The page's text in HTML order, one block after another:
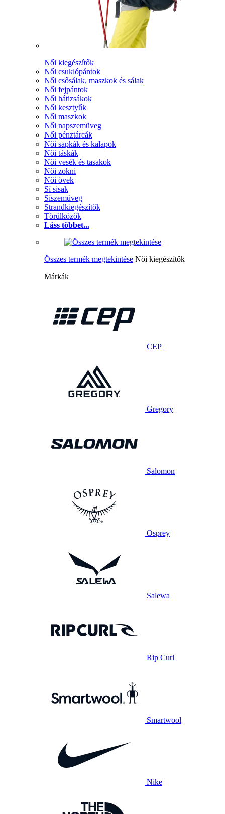
Női kiegészítők
Női csuklópántok
Női csősálak, maszkok és sálak
Női fejpántok
Női hátizsákok
Női kesztyűk
Női maszkok
Női napszemüveg
Női pénztárcák
Női sapkák és kalapok
Női táskák
Női vesék és tasakok
Női zokni
Női övek
Sí sisak
Síszemüveg
Strandkiegészítők
Törülközők
Láss többet...
Összes termék megtekintése Női kiegészítők
Márkák
CEP
Gregory
Salomon
Osprey
Salewa
Rip Curl
Smartwool
Nike